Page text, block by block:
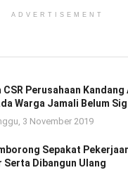
ADVERTISEMENT
CSR Perusahaan
Warga Jamali Belum
3 November 2019
Sepakat
Serta Dibangun Ulang